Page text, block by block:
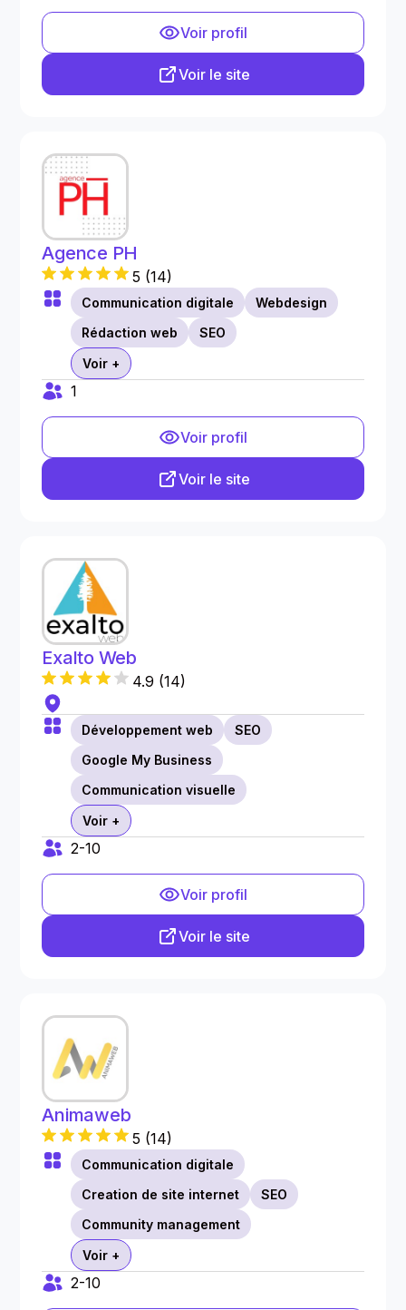
Voir profil
Voir le site
Agence PH
5 (14)
Communication digitale
Webdesign
Rédaction web
SEO
Voir +
1
Voir profil
Voir le site
Exalto Web
4.9 (14)
Développement web
SEO
Google My Business
Communication visuelle
Voir +
2-10
Voir profil
Voir le site
Animaweb
5 (14)
Communication digitale
Creation de site internet
SEO
Community management
Voir +
2-10